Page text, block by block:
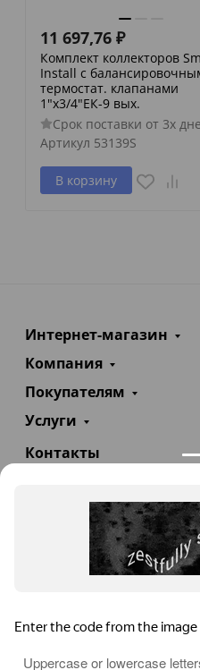
11 697,76 ₽
Комплект коллекторов
Install с
термостат. клапанами
1"х3/4"ЕК-9 вых.
Срок поставки от 3х
Артикул 53139S
В корзину
Интернет-магазин
Компания
Покупателям
Услуги
Контакты
info@teploexpert.com
Пн—Сб 09:00 – 18:00
TeploExpert.com © 2008 -
систем отопления,